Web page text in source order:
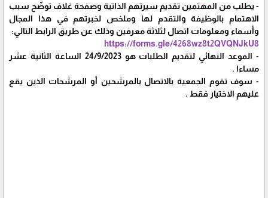
- يطلب من المهتمين تقديم سيرتهم الذاتية وصفحة غلاف توضّح سبب
الاهتمام بالوظيفة والتقدم لها وملخص لخبرتهم في هذا المجال
وأسماء ومعلومات اتصال لثلاثة معرفين وذلك عن طريق الرابط التالي:
https://forms.gle/4268wz8t2QVQNJkU8
- الموعد النهائي لتقديم الطلبات هو 24/9/2023 الساعة الثانية عشر
مساءا .
- سوف تقوم الجمعية بالاتصال بالمرشحين أو المرشحات الذين يقع
عليهم الاختيار فقط .